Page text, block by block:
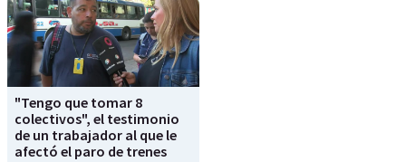
"Tengo que tomar 8
colectivos", el testimonio
de un trabajador al que le
afectó el paro de trenes